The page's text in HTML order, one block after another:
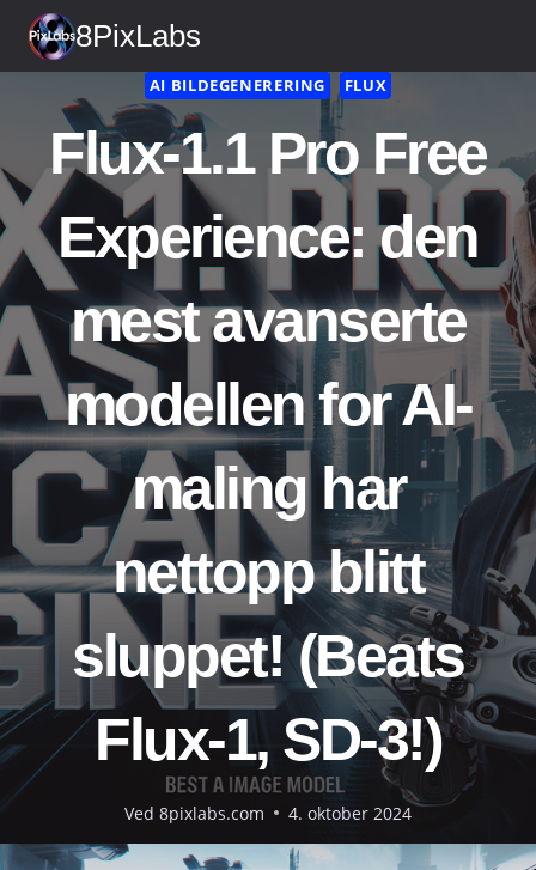
8PixLabs
AI BILDEGENERERING FLUX
Flux-1.1 Pro Free
Experience: den
mest avanserte
modellen for AI-
maling har
nettopp blitt
sluppet! (Beats
Flux-1, SD-3!)
Ved 8pixlabs.com 4. oktober 2024